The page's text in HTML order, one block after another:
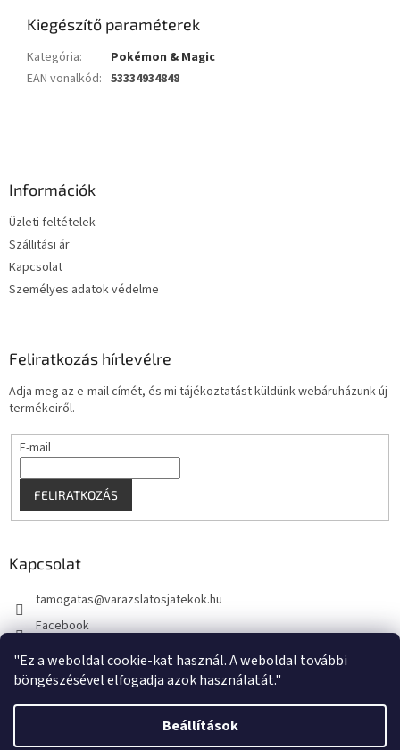
"Ez a weboldal cookie-kat használ. A weboldal további
böngészésével elfogadja azok használatát."
Beállítások
Kiegészítő paraméterek
Kategória:
Pokémon & Magic
EAN vonalkód: 53334934848
Információk
Üzleti feltételek
Szállitási ár
Kapcsolat
Személyes adatok védelme
Feliratkozás hírlevélre
Adja meg az e-mail címét, és mi tájékoztatást küldünk webáruházunk új
termékeiről.
E-mail
FELIRATKOZÁS
Kapcsolat
tamogatas@varazslatosjatekok.hu
Facebook
kouzelnehry
Shoptet készítette